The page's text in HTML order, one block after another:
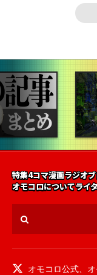
特集4コマ漫画ラジオ
オモコロについてライ
オモコロ公式